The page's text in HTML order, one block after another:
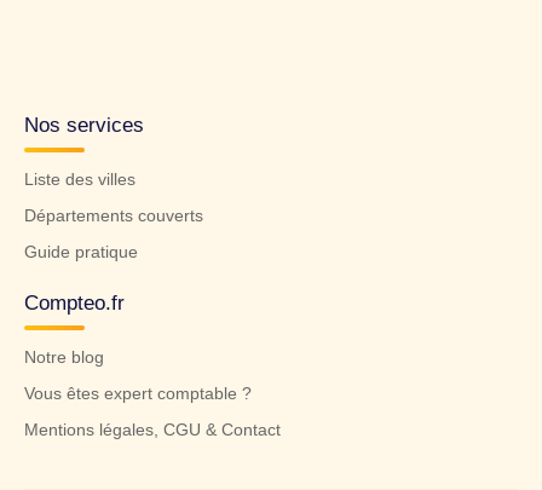
Liste des villes
Départements couverts
Guide pratique
Notre blog
Vous êtes expert comptable ?
Mentions légales, CGU & Contact